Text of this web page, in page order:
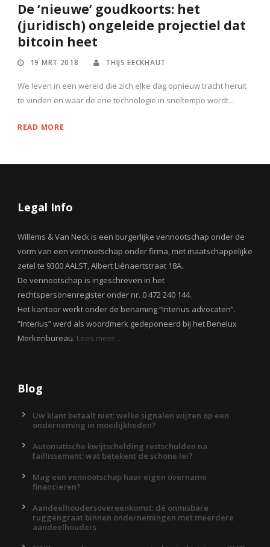
De ‘nieuwe’ goudkoorts: het
(juridisch) ongeleide projectiel dat
bitcoin heet
19 MRT 2018 THIJS EECKHAUT
We leven in een wereld die zich elke dag opnieuw tracht heruit
te vinden en waar de ene technologie in sneltempo wordt...
READ MORE
Legal Info
Willems & Van Neck is een burgerlijke vennootschap onder de
vorm van een vennootschap onder firma, met maatschappelijke
zetel te 9300 AALST, Albert Liénaertstraat 18A.
De vennootschap is ingeschreven in het
rechtspersonenregister onder nr. 0 472 240 144.
Het kantoor werkt onder de benaming “Interius advocaten”.
“Interius” werd als woordmerk gedeponeerd bij het Benelux
Merkenbureau. Lees meer…
Blog
Uw klant betaalt niet: welke signalen wijzen op een
onderneming in moeilijkheden?
Automatische kwijtschelding restschulden na
faillissement: wat betekent de schone lei?
Mag een vennootschap haar eigen overname
financieren?
Aandeelhoudersovereenkomst: dé onmisbare
ruggengraat binnen ondernemingen met meerdere
aandeelhouders